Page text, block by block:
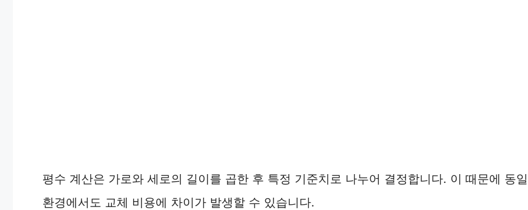
평수 계산은 가로와 세로의 길이를 곱한 후 특정 기준치로 나누어 결정합니다. 이 때문에 동
환경에서도 교체 비용에 차이가 발생할 수 있습니다.